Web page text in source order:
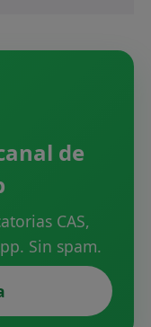
de
CAS,
Sin spam.